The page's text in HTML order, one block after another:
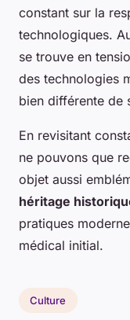
constant sur la
technologiques.
se trouve en
des technologies
bien différente de
En revisitant
ne pouvons que
objet aussi
héritage
pratiques
médical initial.
Culture